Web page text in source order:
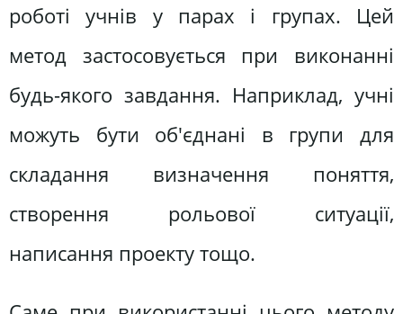
роботі учнів у парах і групах. Цей
метод застосовується при виконанні
будь-якого завдання. Наприклад, учні
можуть бути об'єднані в групи для
складання визначення поняття,
створення рольової ситуації,
написання проекту тощо.